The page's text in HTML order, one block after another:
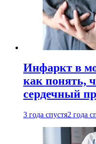
Инфаркт в
как понять,
сердечный
3 года спустя2 года